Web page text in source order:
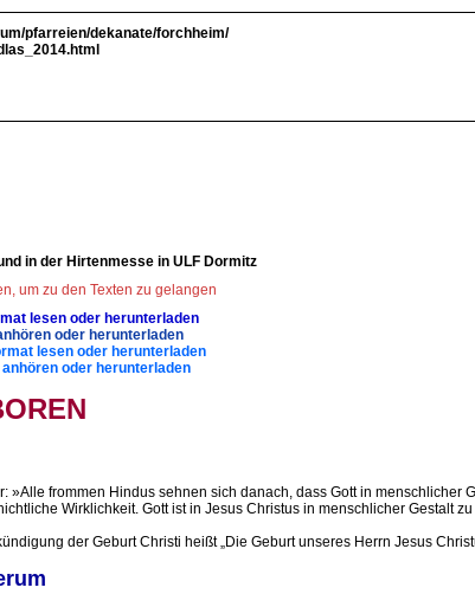
pfarreien/dekanate/forchheim/
in der Hirtenmesse in ULF Dormitz
um zu den Texten zu gelangen
lesen oder herunterladen
oder herunterladen
lesen oder herunterladen
oder herunterladen
»Alle frommen Hindus sehnen sich danach, dass Gott in
Wirklichkeit. Gott ist in Jesus Christus in menschlicher Gestalt
der Geburt Christi heißt „Die Geburt unseres Herrn Jesus